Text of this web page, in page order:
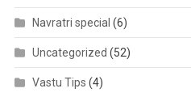
Navratri special (6)
Uncategorized (52)
Vastu Tips (4)